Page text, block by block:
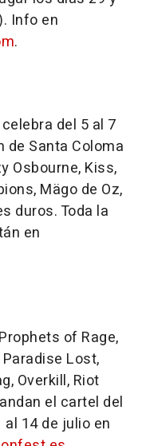
Info en
.
del 5 al 7
de Santa Coloma
Osbourne, Kiss,
Mägo de Oz,
duros. Toda la
en
of Rage,
Lost,
Overkill, Riot
el cartel del
al 14 de julio en